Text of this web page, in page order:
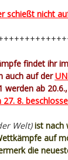
schießt nicht
findet ihr im
auch auf der
ab
8.
Welt)ist nach
auf
die